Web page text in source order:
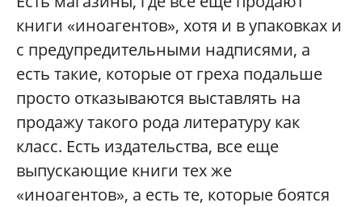
книги «иноагентов», хотя и в упаковках и
с предупредительными надписями, а
есть такие, которые от греха подальше
просто отказываются выставлять на
продажу такого рода литературу как
класс. Есть издательства, все еще
выпускающие книги тех же
«иноагентов», а есть те, которые боятся